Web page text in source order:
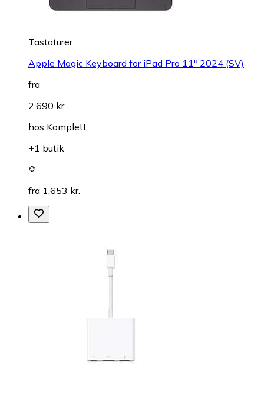
Tastaturer
Apple Magic Keyboard for iPad Pro 11" 2024 (SV)
fra
2.690 kr.
hos Komplett
+1 butik
fra 1.653 kr.